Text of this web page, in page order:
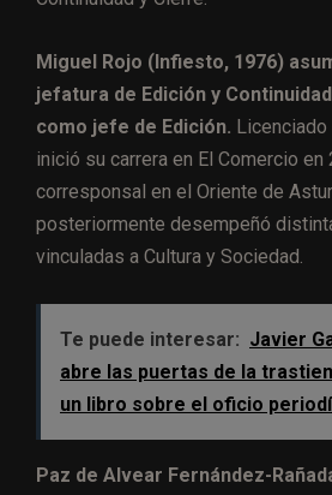
Miguel Rojo (Infiesto, 1976)
jefatura de Edición y
como jefe de Edición.
inició su carrera en El Comercio en
corresponsal en el Oriente de
posteriormente desempeñó
vinculadas a Cultura y Sociedad.
Te puede interesar: Javier
abre las puertas de la
un libro sobre el oficio
Paz de Alvear Fernández-